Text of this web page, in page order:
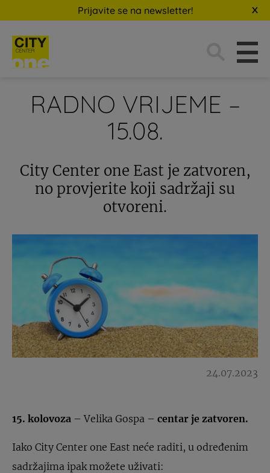
Prijavite se na newsletter!
RADNO VRIJEME –
15.08.
City Center one East je zatvoren,
no provjerite koji sadržaji su
otvoreni.
24.07.2023
15. kolovoza – Velika Gospa – centar je zatvoren.
Iako City Center one East neće raditi, u određenim
sadržajima ipak možete uživati: